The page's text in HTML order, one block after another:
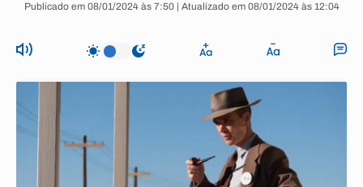
Publicado em 08/01/2024 às 7:50 | Atualizado em 08/01/2024 às 12:04